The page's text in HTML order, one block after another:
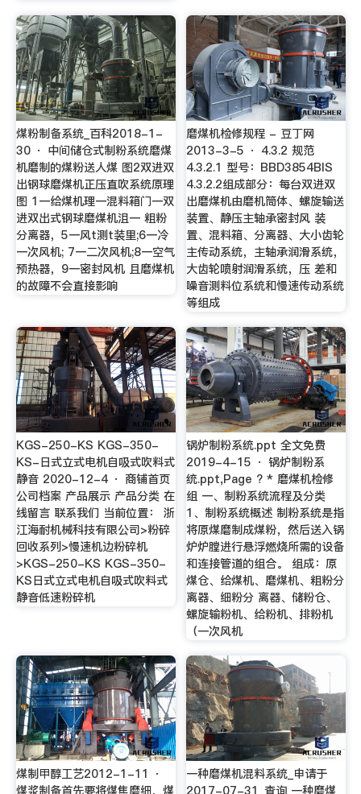
煤粉制备系统_百科2018-1-
30 · 中间储仓式制粉系统磨煤
机磨制的煤粉送人煤 图2双进双
出钢球磨煤机正压直吹系统原理
图 1一给煤机理一混料箱门一双
进双出式钢球磨煤机沮一 粗粉
分离器，5一风t测t装里;6一冷
一次风机; 7一二次风机;8一空气
预热器，9一密封风机 且磨煤机
的故障不会直接影响
磨煤机检修规程 - 豆丁网
2013-3-5 · 4.3.2 规范
4.3.2.1 型号：BBD3854BIS
4.3.2.2组成部分：每台双进双
出磨煤机由磨机筒体、螺旋输送
装置、静压主轴承密封风 装
置、混料箱、分离器、大小齿轮
主传动系统，主轴承润滑系统，
大齿轮喷射润滑系统，压 差和
噪音测料位系统和慢速传动系统
等组成
KGS-250-KS KGS-350-
KS-日式立式电机自吸式吹料式
静音 2020-12-4 · 商铺首页
公司档案 产品展示 产品分类 在
线留言 联系我们 当前位置： 浙
江海耐机械科技有限公司>粉碎
回收系列>慢速机边粉碎机
>KGS-250-KS KGS-350-
KS日式立式电机自吸式吹料式
静音低速粉碎机
锅炉制粉系统.ppt 全文免费
2019-4-15 · 锅炉制粉系
统.ppt,Page ? * 磨煤机检修
组 一、制粉系统流程及分类
1、制粉系统概述 制粉系统是指
将原煤磨制成煤粉，然后送入锅
炉炉膛进行悬浮燃烧所需的设备
和连接管道的组合。 组成：原
煤仓、给煤机、磨煤机、粗粉分
离器、细粉分 离器、储粉仓、
螺旋输粉机、给粉机、排粉机
（一次风机
煤制甲醇工艺2012-1-11 ·
煤浆制备首先要将煤焦磨细，煤
一种磨煤机混料系统_申请于
2017-07-31_查询 一种磨煤